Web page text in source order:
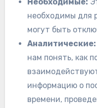
Необходимые:
необходимы для
могут быть
Аналитические:
нам понять, как
информацию о
времени,